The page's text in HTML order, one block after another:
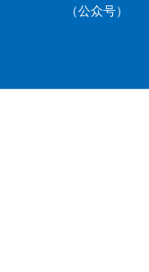
（公众号）